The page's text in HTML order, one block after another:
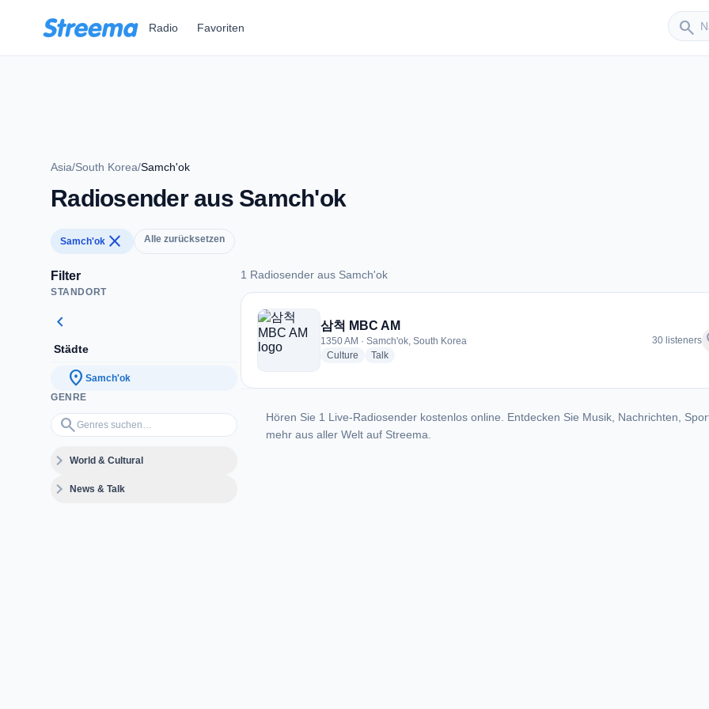
Radio Favoriten search
Sender
Asia/South Korea/Samch'ok
Radiosender aus Samch'ok
Samch'ok close Alle zurücksetzen
Filter
STANDORT
chevron_left
Städte
location_on Samch'ok
GENRE
search
Genres suchen…
expand_moreWorld & Cultural
expand_moreNews & Talk
1 Radiosender aus Samch'ok
1 Radiosender aus Samch'ok
삼척 MBC AM
1350 AM · Samch'ok, South Korea
Culture radio stations
Talkradio stations
30 listeners
Hören Sie 1 Live-Radiosender kostenlos online. Entdecken Sie Musik, Nachrichten,
mehr aus aller Welt auf Streema.